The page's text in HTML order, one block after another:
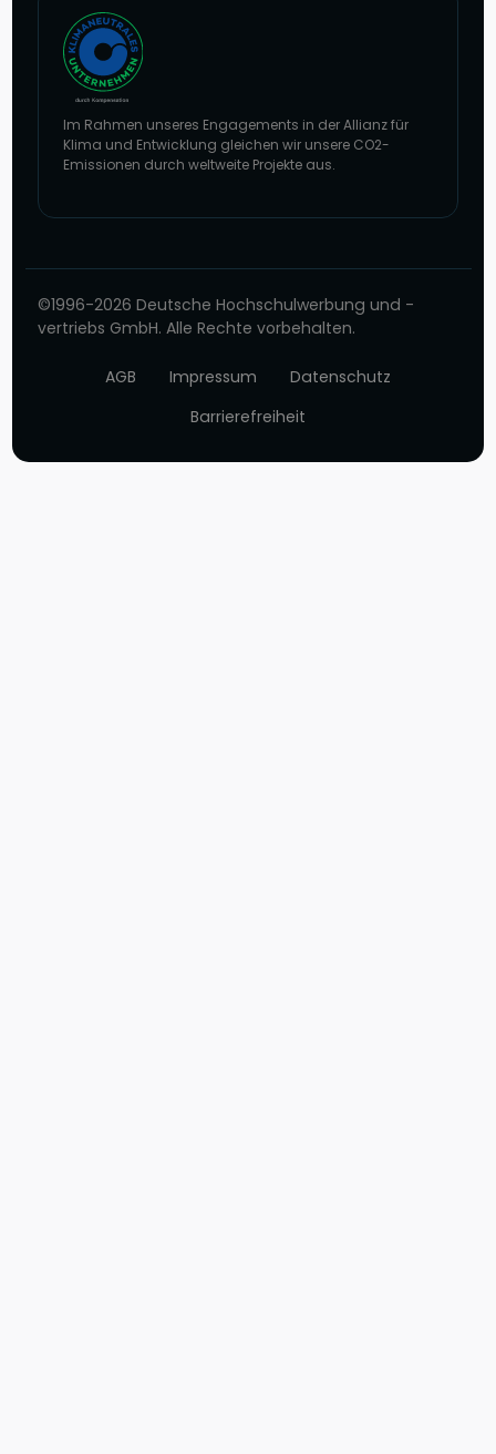
Im Rahmen unseres Engagements in der Allianz für
Klima und Entwicklung gleichen wir unsere CO2-
Emissionen durch weltweite Projekte aus.
©1996-2026 Deutsche Hochschulwerbung und -
vertriebs GmbH. Alle Rechte vorbehalten.
AGB Impressum
Datenschutz
Barrierefreiheit